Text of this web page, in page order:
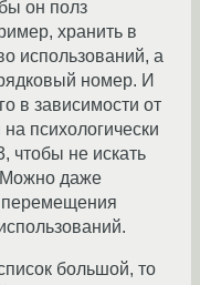
он полз
хранить в
использований, а
номер. И
в зависимости от
психологически
чтобы не искать
Можно даже
перемещения
большой, то